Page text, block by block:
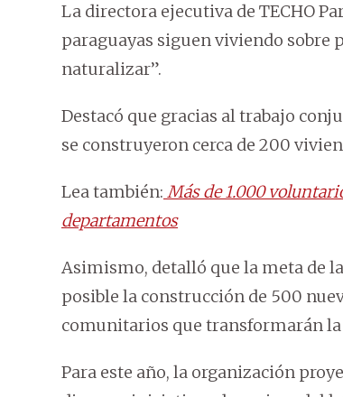
La directora ejecutiva de TECHO
paraguayas siguen viviendo sobre
naturalizar”.
Destacó que gracias al trabajo
se construyeron cerca de 200
Lea también: Más de 1.000
departamentos
Asimismo, detalló que la meta de
posible la construcción de 500
comunitarios que transformarán la
Para este año, la organización